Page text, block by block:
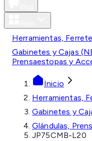
Herramientas,
Gabinetes y Cajas
Prensaestopas y
Inicio
Herramientas,
Gabinetes y
Glándulas,
JP75CMB-L20